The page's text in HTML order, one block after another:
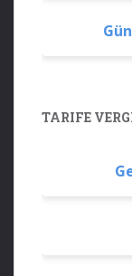
TARIFE